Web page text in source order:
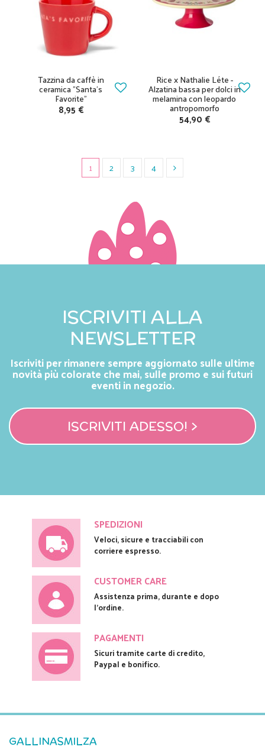
Tazzina da caffè in
ceramica "Santa's
Favorite"
8,95 €
Rice x Nathalie Léte -
Alzatina bassa per dolci in
melamina con leopardo
antropomorfo
54,90 €
1 2 3 4
ISCRIVITI ALLA
NEWSLETTER
Iscriviti per rimanere sempre aggiornato sulle ultime
novità più colorate che mai, sulle promo e sui futuri
eventi in negozio.
ISCRIVITI ADESSO! >
SPEDIZIONI
Veloci, sicure e tracciabili con
corriere espresso.
CUSTOMER CARE
Assistenza prima, durante e dopo
l'ordine.
PAGAMENTI
Sicuri tramite carte di credito,
Paypal e bonifico.
GALLINASMILZA